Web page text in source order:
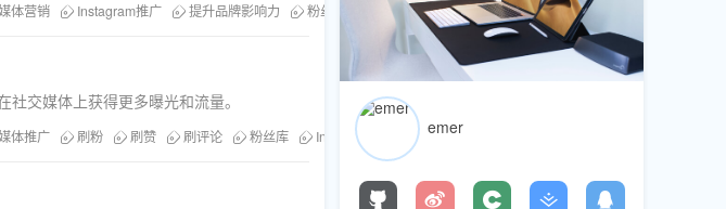
体营销 Instagram推广 提升品牌影响力 粉丝库 Instagram分享 刷分享
交媒体上获得更多曝光和流量。
体推广 刷粉 刷赞 刷评论 粉丝库 Instagram分享 刷浏览
emer